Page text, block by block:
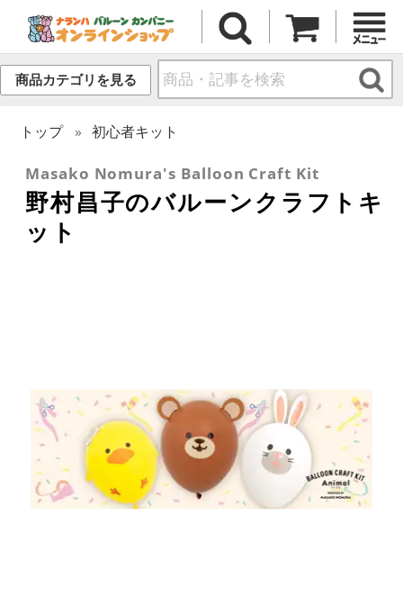
商品カテゴリを見る
トップ 初心者キット
Masako Nomura's Balloon Craft Kit
野村昌子のバルーンクラフトキ
ット